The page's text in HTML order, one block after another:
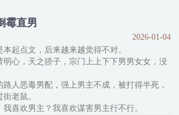
好，高挑消瘦，走几步咳两下，跑几步捂着
的异常俊美。在这个人性险恶的末世里，想欺
活了。柏尘竹捂着心口缩在角落里喘气。
柏尘竹抬头一看，正是男主江野。
霉直男
2026-01-04
起点文，后来越来越觉得不对。
明心，天之骄子，宗门上上下下男男女女，没
人恶毒男配，强上男主不成，被打得半死，
老鼠。
喜欢男主？我喜欢谋害男主行不行。